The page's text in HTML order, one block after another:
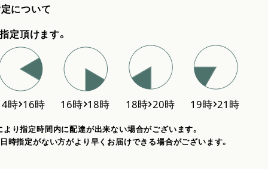
について
定頂けます。
り指定時間内に配達が出来ない場合がございます。
時指定がない方がより早くお届けできる場合がございます。